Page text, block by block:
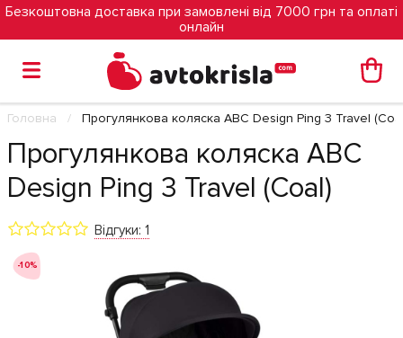
Безкоштовна доставка при замовлені від 7000 грн та оплаті
онлайн
Головна Прогулянкова коляска ABC Design Ping 3 Travel
Прогулянкова коляска ABC
Design Ping 3 Travel (Coal)
Відгуки: 1
-10%